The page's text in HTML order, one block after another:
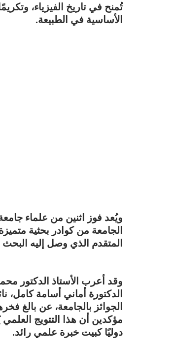
تُمنح في تاريخ الفيزياء،
الأساسية في الطبيعة.
ويُعد فوز اثنين من علماء
الجامعة من كوادر بحثية
المتقدم الذي وصل إليه
وقد أعرب الأستاذ الدكتور
الدكتورة أماني أسامة
الجوائز بالجامعة، عن بالغ
مؤكدين أن هذا التتويج
دوليًا كبيت خبرة علمي رائد.